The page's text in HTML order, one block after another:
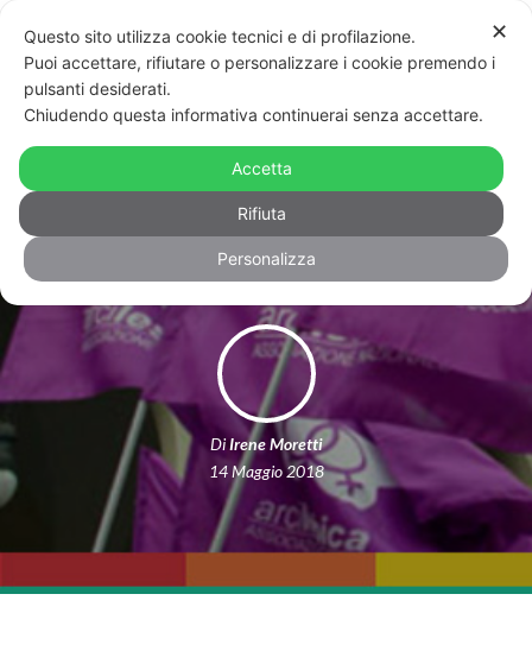
Arcilesbica Nazionale fuori dal
Cassero dopo 22 anni: polemica a
Bologna
DiIrene Moretti
14 Maggio 2018
✕
Questo sito utilizza cookie tecnici e di profilazione.
Puoi accettare, rifiutare o personalizzare i cookie premendo i
pulsanti desiderati.
Chiudendo questa informativa continuerai senza accettare.
Accetta
Rifiuta
Personalizza